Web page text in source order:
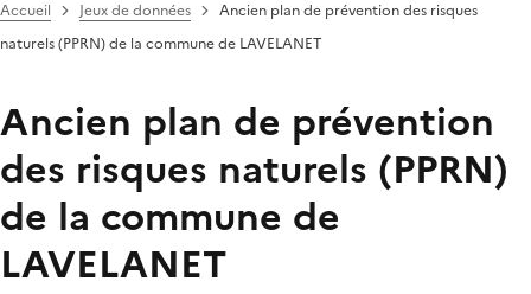
Accueil Jeux de données
Ancien plan de prévention des risques
naturels (PPRN) de la commune de LAVELANET
Ancien plan de prévention
des risques naturels (PPRN)
de la commune de
LAVELANET